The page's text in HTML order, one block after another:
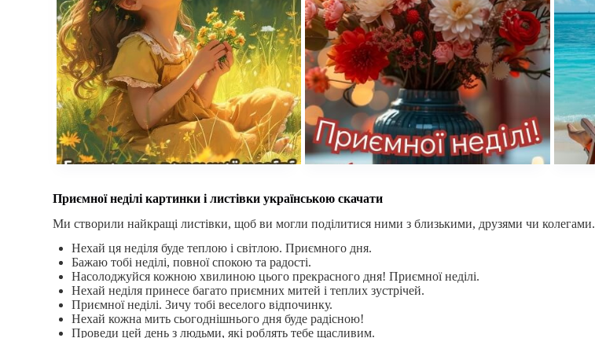
Приємної неділі картинки і листівки українською скачати
Ми створили найкращі листівки, щоб ви могли поділитися ними з близькими, друзями чи колегами.
Нехай ця неділя буде теплою і світлою. Приємного дня.
Бажаю тобі неділі, повної спокою та радості.
Насолоджуйся кожною хвилиною цього прекрасного дня! Приємної неділі.
Нехай неділя принесе багато приємних митей і теплих зустрічей.
Приємної неділі. Зичу тобі веселого відпочинку.
Нехай кожна мить сьогоднішнього дня буде радісною!
Проведи цей день з людьми, які роблять тебе щасливим.